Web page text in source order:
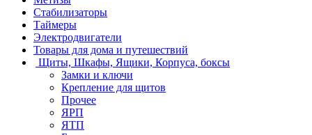
Стабилизаторы
Таймеры
Электродвигатели
Товары для дома и путешествий
Щиты, Шкафы, Ящики, Корпуса, боксы
Замки и ключи
Крепление для щитов
Прочее
ЯРП
ЯТП